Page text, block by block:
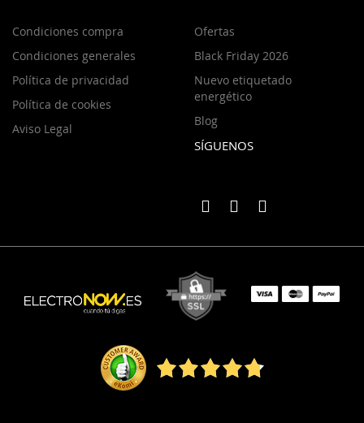
Condiciones compra
Condiciones generales
Política de privacidad
Política de cookies
Aviso Legal
Ofertas
Black Friday 2026
Nuevo etiquetado
energético
Blog
SÍGUENOS